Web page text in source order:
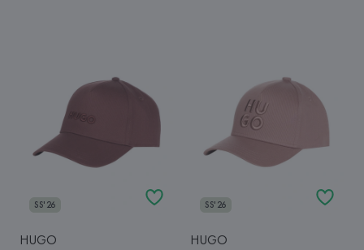
SS'26
HUGO
SS'26
HUGO